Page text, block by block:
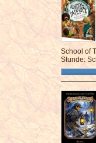
School of
Stunde: